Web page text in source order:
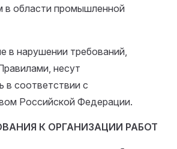
в области промышленной
в нарушении требований,
несут
в соответствии с
Российской Федерации.
К ОРГАНИЗАЦИИ РАБОТ